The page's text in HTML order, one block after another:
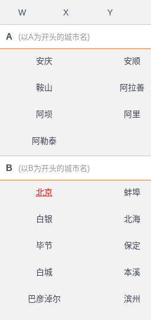
W X Y
A (以A为开头的城市名)
安庆 安顺
鞍山 阿拉善
阿坝 阿里
阿勒泰
B (以B为开头的城市名)
北京 蚌埠
白银 北海
毕节 保定
白城 本溪
巴彦淖尔 滨州